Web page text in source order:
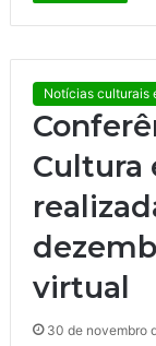
Notícias culturais
Cultura
virtual
30 de novembro